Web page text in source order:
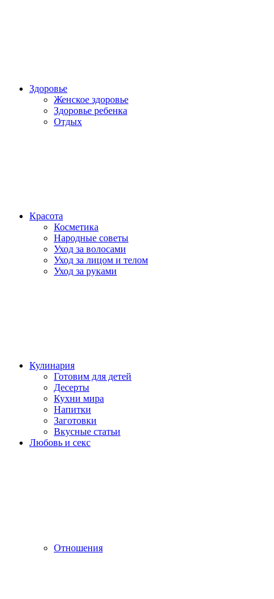
Здоровье
Женское здоровье
Здоровье ребенка
Отдых
Красота
Косметика
Народные советы
Уход за волосами
Уход за лицом и телом
Уход за руками
Кулинария
Готовим для детей
Десерты
Кухни мира
Напитки
Заготовки
Вкусные статьи
Любовь и секс
Отношения